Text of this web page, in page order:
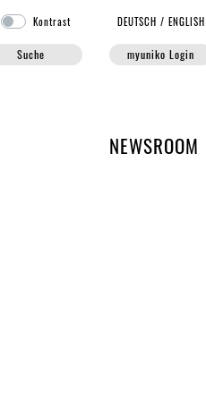
Kontrast DEUTSCH /ENGLISH
Suche myuniko Login
NEWSROOM